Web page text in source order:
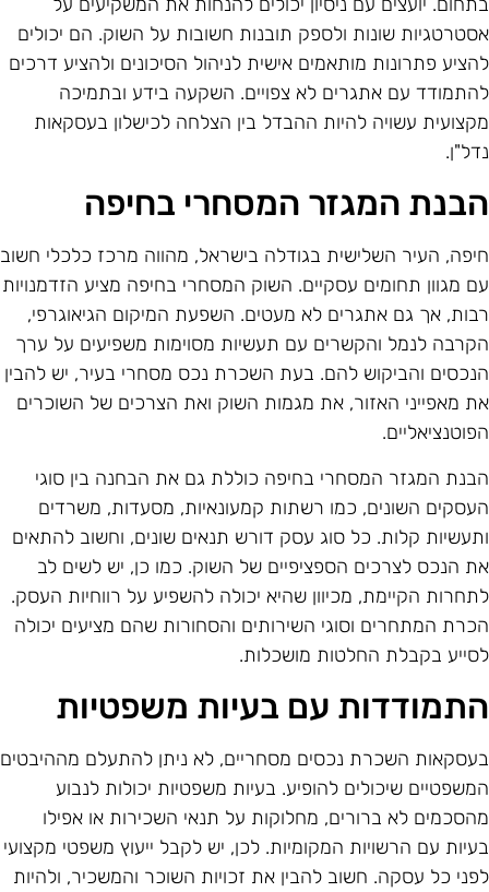
שונות ולספק תובנות חשובות על השוק. הם יכולים
פתרונות מותאמים אישית לניהול הסיכונים ולהציע דרכים
עם אתגרים לא צפויים. השקעה בידע ובתמיכה
עשויה להיות ההבדל בין הצלחה לכישלון בעסקאות
המגזר המסחרי בחיפה
העיר השלישית בגודלה בישראל, מהווה מרכז כלכלי חשוב
מגוון תחומים עסקיים. השוק המסחרי בחיפה מציע הזדמנויות
אך גם אתגרים לא מעטים. השפעת המיקום הגיאוגרפי,
לנמל והקשרים עם תעשיות מסוימות משפיעים על ערך
והביקוש להם. בעת השכרת נכס מסחרי בעיר, יש להבין
מאפייני האזור, את מגמות השוק ואת הצרכים של השוכרים
המגזר המסחרי בחיפה כוללת גם את הבחנה בין סוגי
השונים, כמו רשתות קמעונאיות, מסעדות, משרדים
קלות. כל סוג עסק דורש תנאים שונים, וחשוב להתאים
הנכס לצרכים הספציפיים של השוק. כמו כן, יש לשים לב
הקיימת, מכיוון שהיא יכולה להשפיע על רווחיות העסק.
המתחרים וסוגי השירותים והסחורות שהם מציעים יכולה
בקבלת החלטות מושכלות.
עם בעיות משפטיות
השכרת נכסים מסחריים, לא ניתן להתעלם מההיבטים
שיכולים להופיע. בעיות משפטיות יכולות לנבוע
לא ברורים, מחלוקות על תנאי השכירות או אפילו
עם הרשויות המקומיות. לכן, יש לקבל ייעוץ משפטי מקצועי
כל עסקה. חשוב להבין את זכויות השוכר והמשכיר, ולהיות